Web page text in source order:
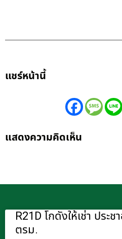
แชร์หน้านี้
แสดงความคิดเห็น
R21D โกดังให้เช่า ประ
ตรม.